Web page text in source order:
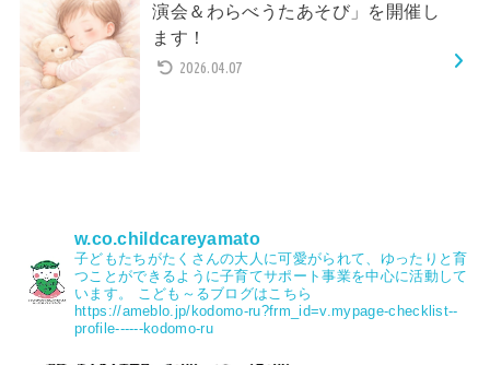
演会＆わらべうたあそび」を開催し
ます！
2026.04.07
w.co.childcareyamato
子どもたちがたくさんの大人に可愛がられて、ゆったりと育
つことができるように子育てサポート事業を中心に活動して
います。
こども～るブログはこちら
https://ameblo.jp/kodomo-ru?frm_id=v.mypage-checklist--
profile------kodomo-ru